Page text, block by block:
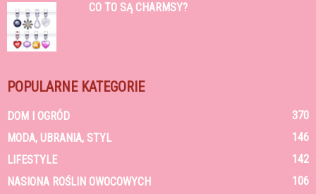
CO TO SĄ CHARMSY?
POPULARNE KATEGORIE
DOM I OGRÓD
370
MODA, UBRANIA, STYL
146
LIFESTYLE
142
NASIONA ROŚLIN OWOCOWYCH
106